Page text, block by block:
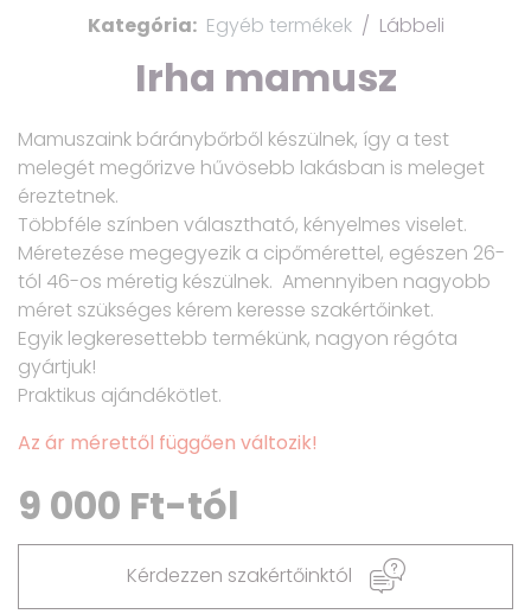
Kategória: Egyéb termékek Lábbeli
Irha mamusz
Mamuszaink báránybőrből készülnek, így a test
melegét megőrizve hűvösebb lakásban is meleget
éreztetnek.
Többféle színben választható, kényelmes viselet.
Méretezése megegyezik a cipőmérettel, egészen 26-
tól 46-os méretig készülnek. Amennyiben nagyobb
méret szükséges kérem keresse szakértőinket.
Egyik legkeresettebb termékünk, nagyon régóta
gyártjuk!
Praktikus ajándékötlet.
Az ár mérettől függően változik!
9 000 Ft-tól
Kérdezzen szakértőinktól